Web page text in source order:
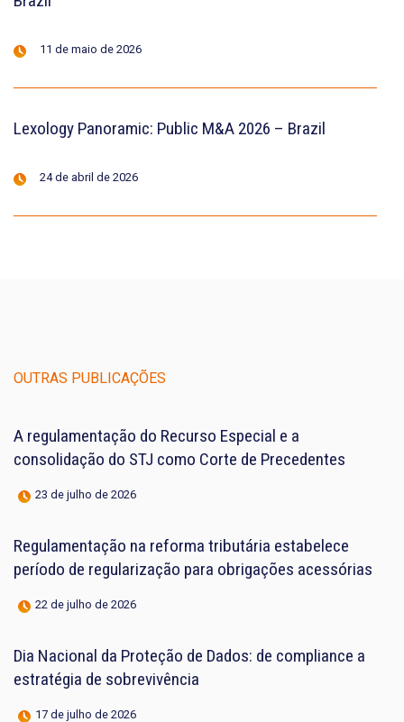
11 de maio de 2026
Lexology Panoramic: Public M&A 2026 – Brazil
24 de abril de 2026
OUTRAS PUBLICAÇÕES
A regulamentação do Recurso Especial e a
consolidação do STJ como Corte de Precedentes
23 de julho de 2026
Regulamentação na reforma tributária estabelece
período de regularização para obrigações acessórias
22 de julho de 2026
Dia Nacional da Proteção de Dados: de compliance a
estratégia de sobrevivência
17 de julho de 2026